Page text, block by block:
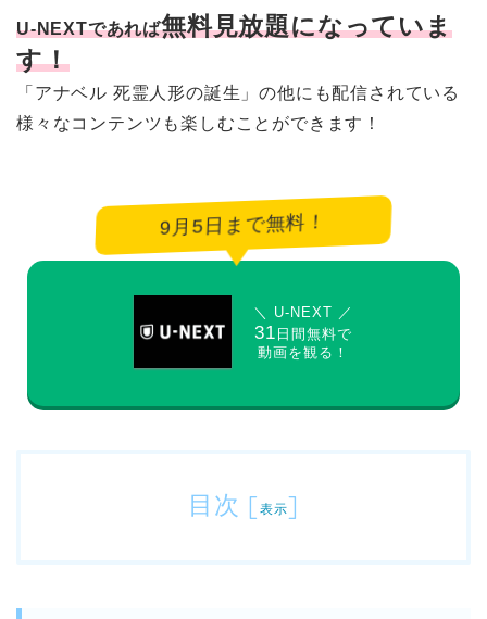
U-NEXTであれば無料見放題になっていま
す！
「アナベル 死霊人形の誕生」の他にも配信されている
様々なコンテンツも楽しむことができます！
9月5日まで無料！
＼ U-NEXT ／
31 日間無料で
動画を観る！
目次 [ 表示]